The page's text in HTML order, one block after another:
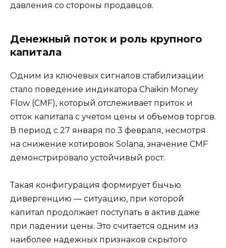
давления со стороны продавцов.
Денежный поток и роль крупного
капитала
Одним из ключевых сигналов стабилизации
стало поведение индикатора Chaikin Money
Flow (CMF), который отслеживает приток и
отток капитала с учетом цены и объемов торгов.
В период с 27 января по 3 февраля, несмотря
на снижение котировок Solana, значение CMF
демонстрировало устойчивый рост.
Такая конфигурация формирует бычью
дивергенцию — ситуацию, при которой
капитал продолжает поступать в актив даже
при падении цены. Это считается одним из
наиболее надежных признаков скрытого